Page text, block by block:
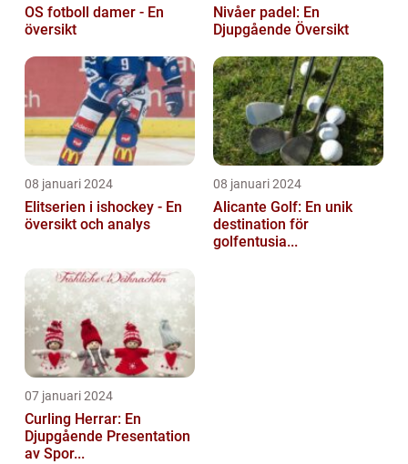
OS fotboll damer - En
översikt
Nivåer padel: En
Djupgående Översikt
08 januari 2024
Elitserien i ishockey - En
översikt och analys
08 januari 2024
Alicante Golf: En unik
destination för
golfentusia...
07 januari 2024
Curling Herrar: En
Djupgående Presentation
av Spor...